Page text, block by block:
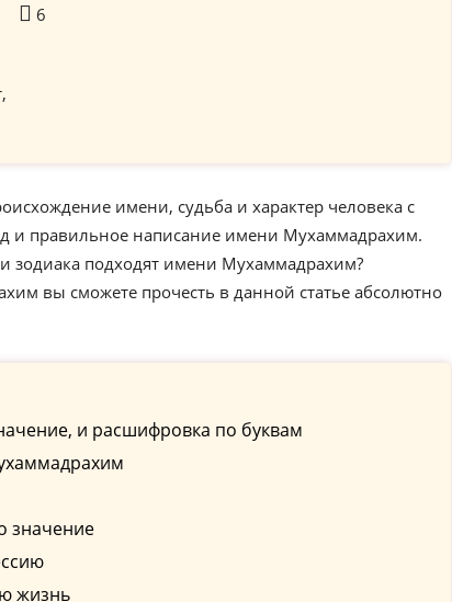
6
имени, судьба и характер человека с
и правильное написание имени Мухаммадрахим.
зодиака подходят имени Мухаммадрахим?
вы сможете прочесть в данной статье абсолютно
и расшифровка по буквам
значение
жизнь